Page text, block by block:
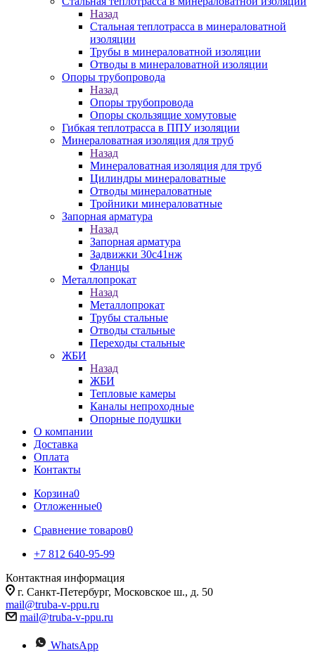
Назад
Стальная теплотрасса в минераловатной
изоляции
Трубы в минераловатной изоляции
Отводы в минераловатной изоляции
Опоры трубопровода
Назад
Опоры трубопровода
Опоры скользящие хомутовые
Гибкая теплотрасса в ППУ изоляции
Минераловатная изоляция для труб
Назад
Минераловатная изоляция для труб
Цилиндры минераловатные
Отводы минераловатные
Тройники минераловатные
Запорная арматура
Назад
Запорная арматура
Задвижки 30с41нж
Фланцы
Металлопрокат
Назад
Металлопрокат
Трубы стальные
Отводы стальные
Переходы стальные
ЖБИ
Назад
ЖБИ
Тепловые камеры
Каналы непроходные
Опорные подушки
О компании
Доставка
Оплата
Контакты
Корзина0
Отложенные0
Сравнение товаров0
+7 812 640-95-99
Контактная информация
г. Санкт-Петербург, Московское ш., д. 50
mail@truba-v-ppu.ru
mail@truba-v-ppu.ru
WhatsApp